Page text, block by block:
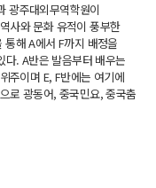
광주대외무역학원이
사와 문화 유적이 풍부한
해 A에서 F까지 배정을
다. A반은 발음부터 배우는
주이며 E, F반에는 여기에
로 광동어, 중국민요, 중국춤